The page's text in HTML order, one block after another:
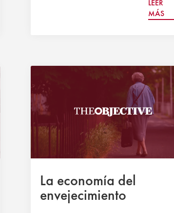
LEER
MÁS
La economía del
envejecimiento